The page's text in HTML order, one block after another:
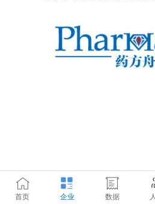
首页 企业 数据